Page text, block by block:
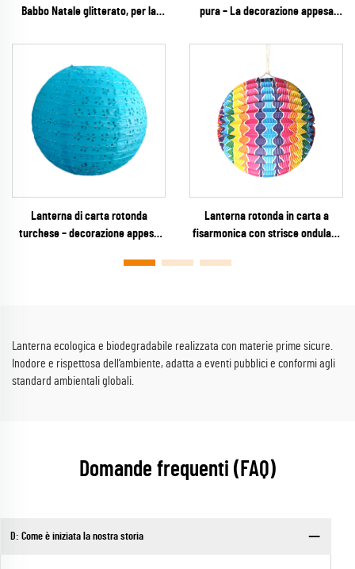
Babbo Natale glitterato, per la
pura – La decorazione appesa
matrimoni minimalisti, lavoretti
Lanterna di carta rotonda
turchese – decorazione appesa
matrimoni in spiaggia, baby
Lanterna rotonda in carta a
fisarmonica con strisce ondulate
rigata e vivace a effetto
Lanterna ecologica e biodegradabile realizzata con materie prime sicure.
Inodore e rispettosa dell’ambiente, adatta a eventi pubblici e conformi agli
standard ambientali globali.
Domande frequenti (FAQ)
D: Come è iniziata la nostra storia